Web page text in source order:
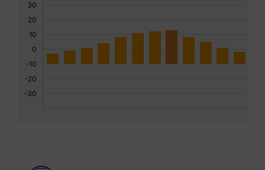
30
20
10
0
-10
-20
-30